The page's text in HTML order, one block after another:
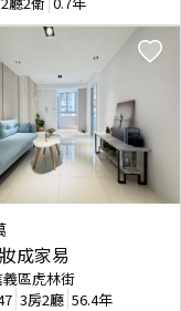
成家易
區虎林街
3房2廳 56.4年